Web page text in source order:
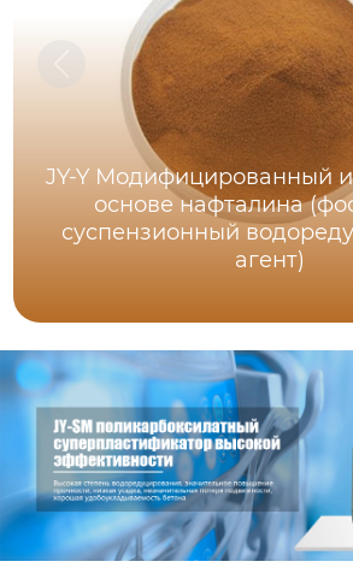
JY-Y Модифицированный
основе нафталина
суспензионный
агент)